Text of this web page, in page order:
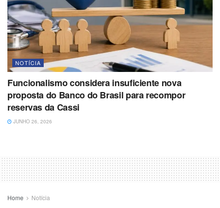
NOTÍCIA
Funcionalismo considera insuficiente nova
proposta do Banco do Brasil para recompor
reservas da Cassi
JUNHO 26, 2026
Home Notícia